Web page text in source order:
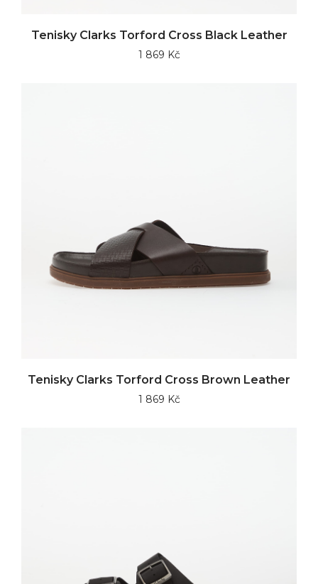
Tenisky Clarks Torford Cross Black Leather
1 869 Kč
Tenisky Clarks Torford Cross Brown Leather
1 869 Kč